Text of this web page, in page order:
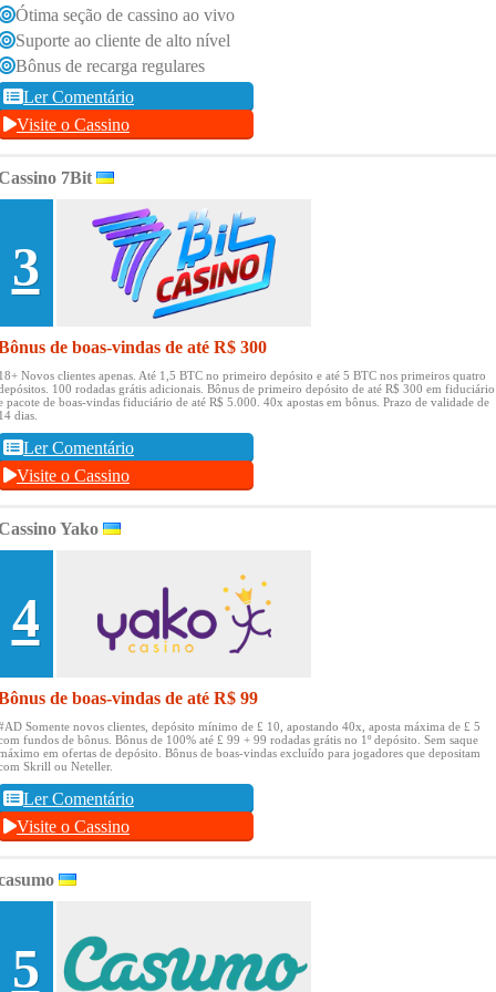
Ótima seção de cassino ao vivo
Suporte ao cliente de alto nível
Bônus de recarga regulares
Ler Comentário
Visite o Cassino
7Bit
3
de boas-vindas de até R$ 300
Novos clientes apenas. Até 1,5 BTC no primeiro depósito e até 5 BTC nos primeiros quatro
100 rodadas grátis adicionais. Bônus de primeiro depósito de até R$ 300 em fiduciário
pacote de boas-vindas fiduciário de até R$ 5.000. 40x apostas em bônus. Prazo de validade de
dias.
Ler Comentário
Visite o Cassino
Yako
4
de boas-vindas de até R$ 99
Somente novos clientes, depósito mínimo de £ 10, apostando 40x, aposta máxima de £ 5
fundos de bônus. Bônus de 100% até £ 99 + 99 rodadas grátis no 1º depósito. Sem saque
em ofertas de depósito. Bônus de boas-vindas excluído para jogadores que depositam
Skrill ou Neteller.
Ler Comentário
Visite o Cassino
5